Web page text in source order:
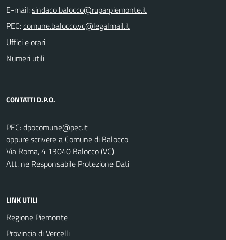
E-mail:
PEC:
Uffici e orari
Numeri utili
CONTATTI D.P.O.
PEC:
oppure scrivere a Comune di Balocco
Via Roma, 4 13040 Balocco (VC)
Att. ne Responsabile Protezione Dati
LINK UTILI
Regione Piemonte
Provincia di Vercelli